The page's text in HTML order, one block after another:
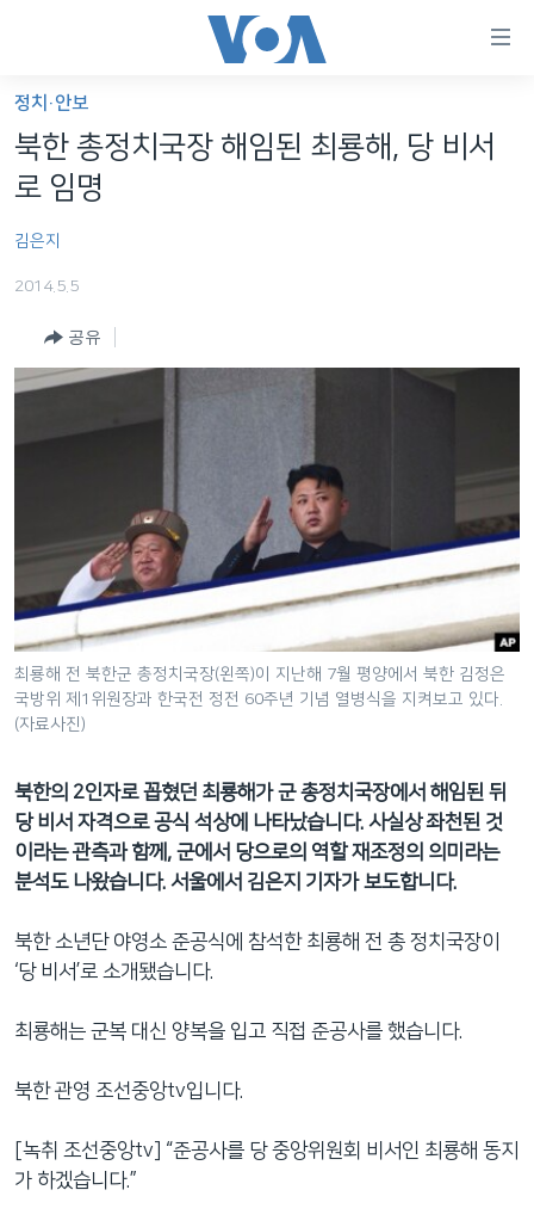
가
능
링
인
츠
게
이
션
으
로
동
검
색
으
이
등
세계
라디오
프로그램
주파수 안내
언어 선택
정치·안보
북한 총정치국장 해임된 최룡해, 당 비서
로 임명
김은지
2014.5.5
공유
최룡해 전 북한군 총정치국장(왼쪽)이 지난해 7월 평양에서 북한 김정은
국방위 제1위원장과 한국전 정전 60주년 기념 열병식을 지켜보고 있다.
(자료사진)
북한의 2인자로 꼽혔던 최룡해가 군 총정치국장에서 해임된 뒤
당 비서 자격으로 공식 석상에 나타났습니다. 사실상 좌천된 것
이라는 관측과 함께, 군에서 당으로의 역할 재조정의 의미라는
분석도 나왔습니다. 서울에서 김은지 기자가 보도합니다.
북한 소년단 야영소 준공식에 참석한 최룡해 전 총 정치국장이
‘당 비서’로 소개됐습니다.
최룡해는 군복 대신 양복을 입고 직접 준공사를 했습니다.
북한 관영 조선중앙tv입니다.
[녹취 조선중앙tv] “준공사를 당 중앙위원회 비서인 최룡해 동지
가 하겠습니다.”